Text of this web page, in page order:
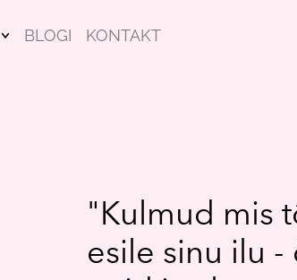
BLOGI KONTAKT
"Kulmud mis
esile sinu ilu -